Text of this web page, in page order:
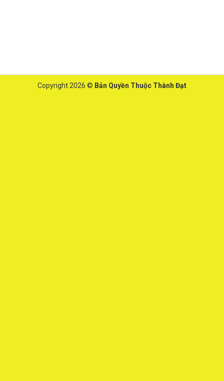
Copyright 2026 © Bản Quyền Thuộc Thành Đạt